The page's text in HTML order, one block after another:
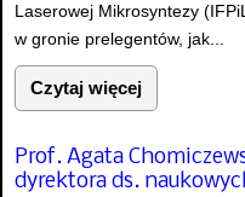
Laserowej Mikrosyntezy
w gronie prelegentów, jak...
Czytaj więcej
Prof. Agata
dyrektora ds.